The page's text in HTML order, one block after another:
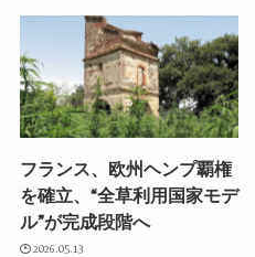
フランス、欧州ヘンプ覇権
を確立、“全草利用国家モデ
ル”が完成段階へ
2026.05.13